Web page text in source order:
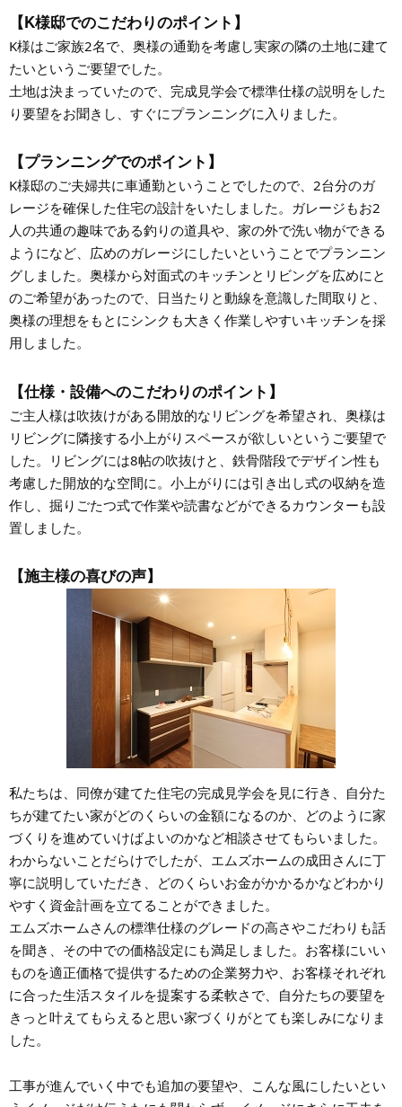
【K様邸でのこだわりのポイント】
K様はご家族2名で、奥様の通勤を考慮し実家の隣の土地に建て
たいというご要望でした。
土地は決まっていたので、完成見学会で標準仕様の説明をした
り要望をお聞きし、すぐにプランニングに入りました。
【プランニングでのポイント】
K様邸のご夫婦共に車通勤ということでしたので、2台分のガ
レージを確保した住宅の設計をいたしました。ガレージもお2
人の共通の趣味である釣りの道具や、家の外で洗い物ができる
ようになど、広めのガレージにしたいということでプランニン
グしました。奥様から対面式のキッチンとリビングを広めにと
のご希望があったので、日当たりと動線を意識した間取りと、
奥様の理想をもとにシンクも大きく作業しやすいキッチンを採
用しました。
【仕様・設備へのこだわりのポイント】
ご主人様は吹抜けがある開放的なリビングを希望され、奥様は
リビングに隣接する小上がりスペースが欲しいというご要望で
した。リビングには8帖の吹抜けと、鉄骨階段でデザイン性も
考慮した開放的な空間に。小上がりには引き出し式の収納を造
作し、掘りごたつ式で作業や読書などができるカウンターも設
置しました。
【施主様の喜びの声】
私たちは、同僚が建てた住宅の完成見学会を見に行き、自分た
ちが建てたい家がどのくらいの金額になるのか、どのように家
づくりを進めていけばよいのかなど相談させてもらいました。
わからないことだらけでしたが、エムズホームの成田さんに丁
寧に説明していただき、どのくらいお金がかかるかなどわかり
やすく資金計画を立てることができました。
エムズホームさんの標準仕様のグレードの高さやこだわりも話
を聞き、その中での価格設定にも満足しました。お客様にいい
ものを適正価格で提供するための企業努力や、お客様それぞれ
に合った生活スタイルを提案する柔軟さで、自分たちの要望を
きっと叶えてもらえると思い家づくりがとても楽しみになりま
した。
工事が進んでいく中でも追加の要望や、こんな風にしたいとい